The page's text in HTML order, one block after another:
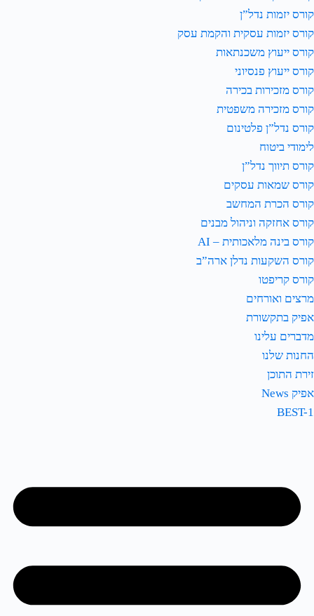
קורס יזמות נדל”ן
קורס יזמות עסקית והקמת עסק
קורס ייעוץ משכנתאות
קורס ייעוץ פנסיוני
קורס מזכירות בכירה
קורס מזכירה משפטית
קורס נדל”ן פלטינום
לימודי ביטוח
קורס תיווך נדל”ן
קורס שמאות עסקים
קורס הכרת המחשב
קורס אחזקה וניהול מבנים
קורס בינה מלאכותית – AI
קורס השקעות נדלן ארה”ב
קורס קריפטו
מרצים ואורחים
אפיק בתקשורת
מדברים עלינו
החנות שלנו
זירת התוכן
אפיק News
BEST-1